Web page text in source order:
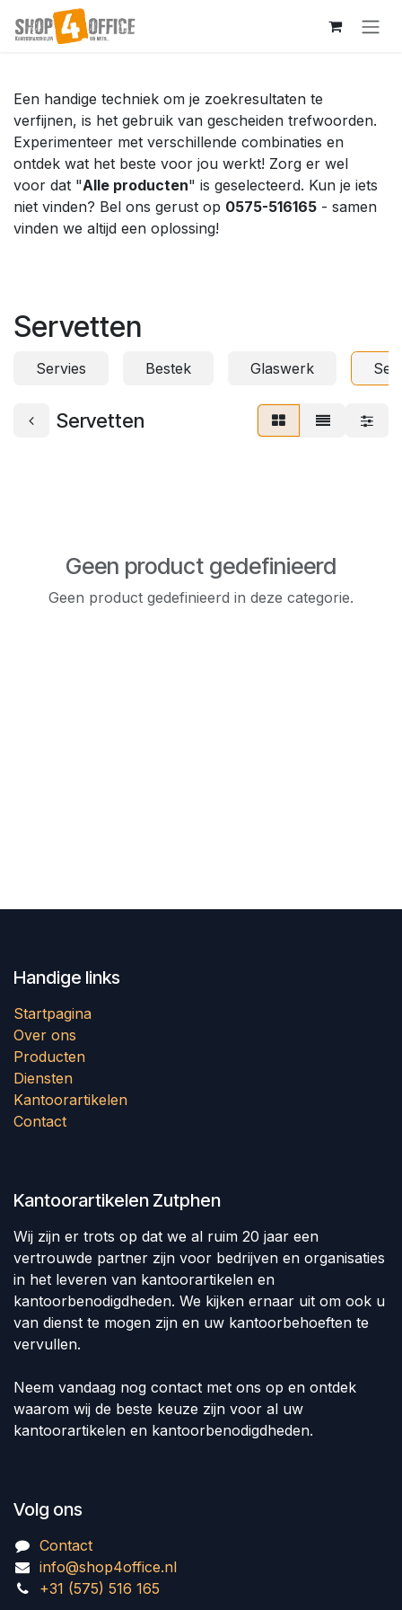
Overslaan naar inhoud
Een handige techniek om je zoekresultaten te
verfijnen, is het gebruik van gescheiden trefwoorden.
Experimenteer met verschillende combinaties en
ontdek wat het beste voor jou werkt! Zorg er wel
voor dat "Alle producten" is geselecteerd. Kun je iets
niet vinden? Bel ons gerust op 0575-516165 - samen
vinden we altijd een oplossing!
Servetten
Servies Bestek Glaswerk
Servetten
Geen product gedefinieerd
Geen product gedefinieerd in deze categorie.
Handige links
Startpagina
Over ons
Producten
Diensten
Kantoorartikelen
Contact
Kantoorartikelen Zutphen
Wij zijn er trots op dat we al ruim 20 jaar een
vertrouwde partner zijn voor bedrijven en organisaties
in het leveren van kantoorartikelen en
kantoorbenodigdheden. We kijken ernaar uit om ook u
van dienst te mogen zijn en uw kantoorbehoeften te
vervullen.
Neem vandaag nog contact met ons op en ontdek
waarom wij de beste keuze zijn voor al uw
kantoorartikelen en kantoorbenodigdheden.
Volg ons
Contact
info@shop4office.nl
+31 (575) 516 165